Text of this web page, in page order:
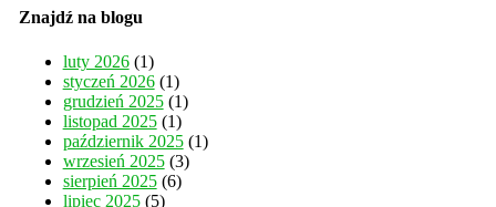
Znajdź na blogu
luty 2026(1)
styczeń 2026(1)
grudzień 2025(1)
listopad 2025(1)
październik 2025(1)
wrzesień 2025(3)
sierpień 2025(6)
lipiec 2025(5)